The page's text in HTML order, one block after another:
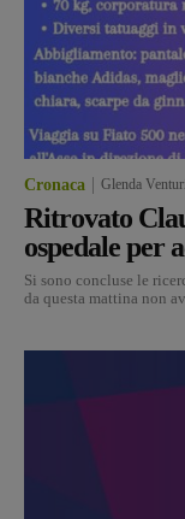
Cronaca Glenda
Ritrovato
ospedale per
Si sono concluse le
da questa mattina non